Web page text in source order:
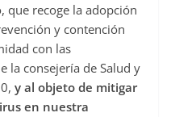
que recoge la adopción
y contención
con las
la consejería de Salud y
y al objeto de mitigar
en nuestra